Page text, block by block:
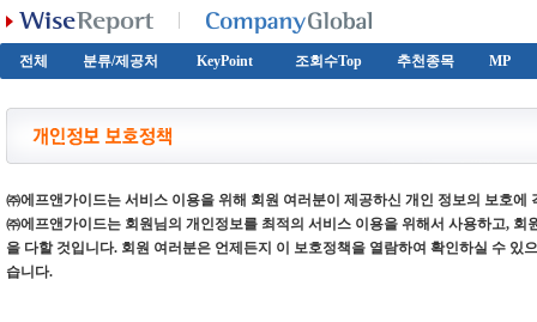
전체 분류/제공처 KeyPoint 조회수Top 추천종목 MP
㈜에프앤가이드는 서비스 이용을 위해 회원 여러분이 제공하신 개인 정보의 보호
㈜에프앤가이드는 회원님의 개인정보를 최적의 서비스 이용을 위해서 사용하고,
을 다할 것입니다. 회원 여러분은 언제든지 이 보호정책을 열람하여 확인하실 수
습니다.